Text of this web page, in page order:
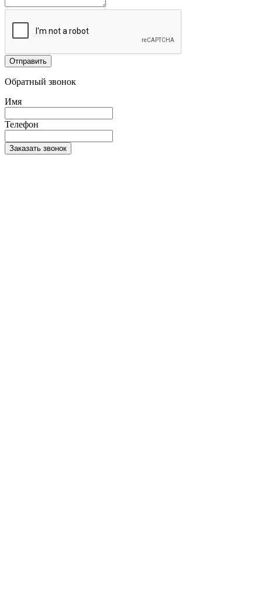
Отправить
Обратный звонок
Имя
Телефон
Заказать звонок